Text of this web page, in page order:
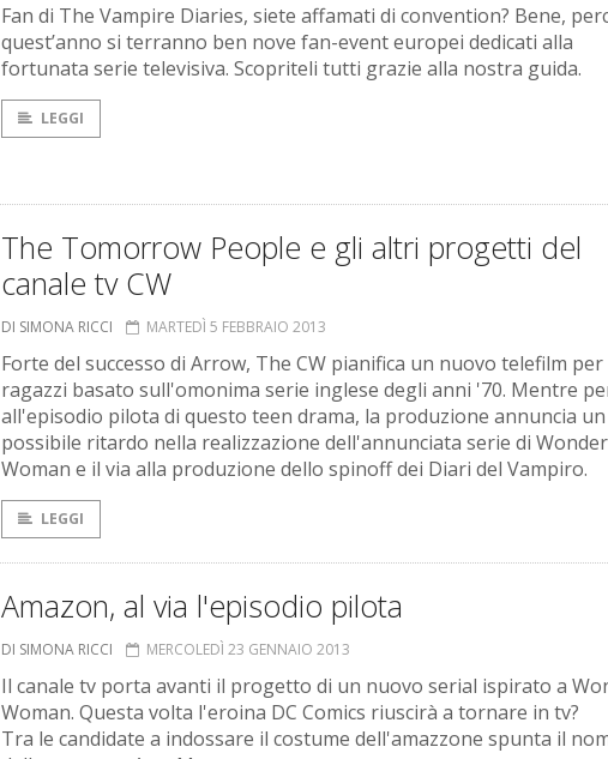
Fan di The Vampire Diaries, siete affamati di convention? Bene,
quest’anno si terranno ben nove fan-event europei dedicati alla
fortunata serie televisiva. Scopriteli tutti grazie alla nostra guida.
LEGGI
The Tomorrow People e gli altri progetti del
canale tv CW
DI SIMONA RICCI MARTEDÌ 5 FEBBRAIO 2013
Forte del successo di Arrow, The CW pianifica un nuovo telefilm per
ragazzi basato sull'omonima serie inglese degli anni '70. Mentre
all'episodio pilota di questo teen drama, la produzione annuncia un
possibile ritardo nella realizzazione dell'annunciata serie di Wonder
Woman e il via alla produzione dello spinoff dei Diari del Vampiro.
LEGGI
Amazon, al via l'episodio pilota
DI SIMONA RICCI MERCOLEDÌ 23 GENNAIO 2013
Il canale tv porta avanti il progetto di un nuovo serial ispirato a
Woman. Questa volta l'eroina DC Comics riuscirà a tornare in tv?
Tra le candidate a indossare il costume dell'amazzone spunta il